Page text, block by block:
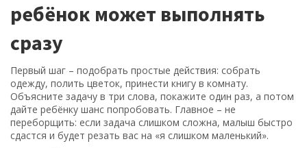
ребёнок может выполнять
сразу
Первый шаг – подобрать простые действия: собрать
одежду, полить цветок, принести книгу в комнату.
Объясните задачу в три слова, покажите один раз, а потом
дайте ребёнку шанс попробовать. Главное – не
переборщить: если задача слишком сложна, малыш быстро
сдастся и будет резать вас на «я слишком маленький».